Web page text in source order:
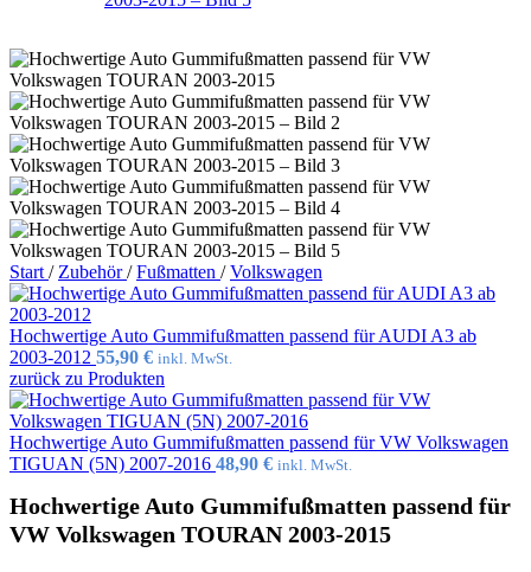
Start/ Zubehör/ Fußmatten / Volkswagen
Hochwertige Auto Gummifußmatten passend für AUDI A3 ab
2003-2012 55,90 € inkl. MwSt.
zurück zu Produkten
Hochwertige Auto Gummifußmatten passend für VW Volkswagen
TIGUAN (5N) 2007-2016 48,90 € inkl. MwSt.
Hochwertige Auto Gummifußmatten passend für
VW Volkswagen TOURAN 2003-2015